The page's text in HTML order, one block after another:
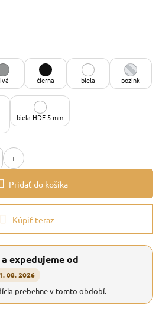
čierna biela pozink
biela HDF 5 mm
+
Pridať do košíka
Kúpiť teraz
expedujeme od
08. 2026
prebehne v tomto období.